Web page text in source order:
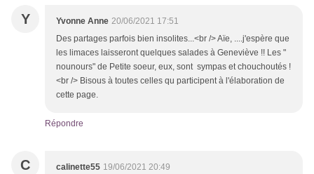
Y Yvonne Anne 20/06/2021 17:51
Des partages parfois bien insolites...<br /> Aïe, ....j'espère que
les limaces laisseront quelques salades à Geneviève !! Les "
nounours" de Petite soeur, eux, sont sympas et chouchoutés !
<br /> Bisous à toutes celles qu participent à l'élaboration de
cette page.
Répondre
C calinette55 19/06/2021 20:49